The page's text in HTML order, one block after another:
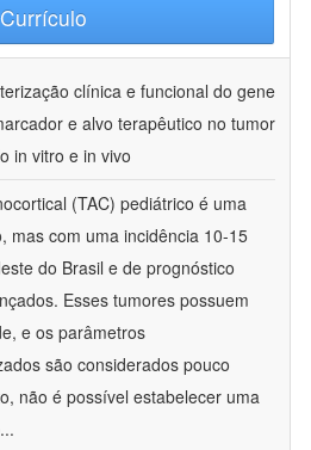
Currículo
clínica e funcional do gene
e alvo terapêutico no tumor
in vitro e in vivo
(TAC) pediátrico é uma
mas com uma incidência 10-15
do Brasil e de prognóstico
Esses tumores possuem
e os parâmetros
são considerados pouco
não é possível estabelecer uma
...